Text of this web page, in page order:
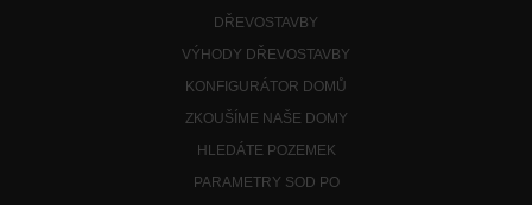
DŘEVOSTAVBY
VÝHODY DŘEVOSTAVBY
KONFIGURÁTOR DOMŮ
ZKOUŠÍME NAŠE DOMY
HLEDÁTE POZEMEK
PARAMETRY SOD PO